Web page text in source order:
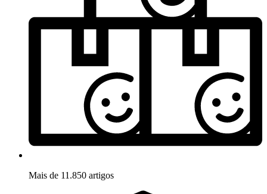
Mais de 11.850 artigos